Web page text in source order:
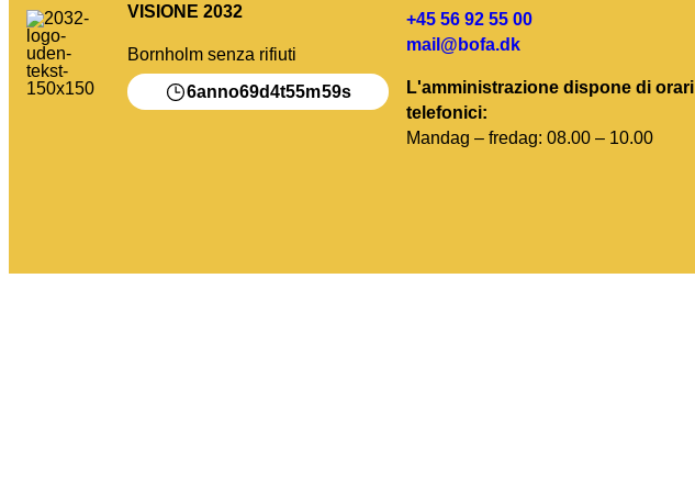
VISIONE 2032
Bornholm senza rifiuti
6anno69d4t55m59s
+45 56 92 55 00
mail@bofa.dk
L'amministrazione dispone di orari
telefonici:
Mandag – fredag: 08.00 – 10.00